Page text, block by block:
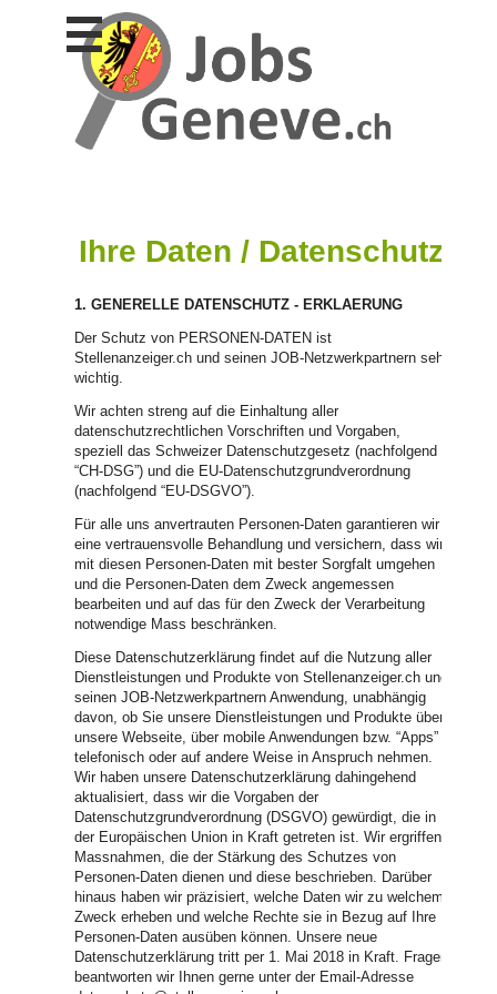
inserieren
WERBUNG
Lehrstellen
Lehrstellen
inserieren
Ihre Daten / Datenschutz
1. GENERELLE DATENSCHUTZ - ERKLAERUNG
Der Schutz von PERSONEN-DATEN ist
Stellenanzeiger.ch und seinen JOB-Netzwerkpartnern sehr
wichtig.
Wir achten streng auf die Einhaltung aller
datenschutzrechtlichen Vorschriften und Vorgaben,
speziell das Schweizer Datenschutzgesetz (nachfolgend
“CH-DSG”) und die EU-Datenschutzgrundverordnung
(nachfolgend “EU-DSGVO”).
Für alle uns anvertrauten Personen-Daten garantieren wir
eine vertrauensvolle Behandlung und versichern, dass wir
mit diesen Personen-Daten mit bester Sorgfalt umgehen
und die Personen-Daten dem Zweck angemessen
bearbeiten und auf das für den Zweck der Verarbeitung
notwendige Mass beschränken.
Diese Datenschutzerklärung findet auf die Nutzung aller
Dienstleistungen und Produkte von Stellenanzeiger.ch und
seinen JOB-Netzwerkpartnern Anwendung, unabhängig
davon, ob Sie unsere Dienstleistungen und Produkte über
unsere Webseite, über mobile Anwendungen bzw. “Apps” ,
telefonisch oder auf andere Weise in Anspruch nehmen.
Wir haben unsere Datenschutzerklärung dahingehend
aktualisiert, dass wir die Vorgaben der
Datenschutzgrundverordnung (DSGVO) gewürdigt, die in
der Europäischen Union in Kraft getreten ist. Wir ergriffen
Massnahmen, die der Stärkung des Schutzes von
Personen-Daten dienen und diese beschrieben. Darüber
hinaus haben wir präzisiert, welche Daten wir zu welchem
Zweck erheben und welche Rechte sie in Bezug auf Ihre
Personen-Daten ausüben können. Unsere neue
Datenschutzerklärung tritt per 1. Mai 2018 in Kraft. Fragen
beantworten wir Ihnen gerne unter der Email-Adresse